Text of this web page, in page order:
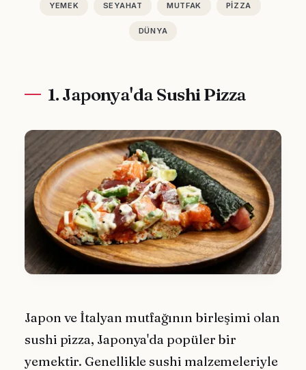
YEMEK SEYAHAT MUTFAK PIZZA
DÜNYA
1. Japonya'da Sushi Pizza
Japon ve İtalyan mutfağının birleşimi olan
sushi pizza, Japonya'da popüler bir
yemektir. Genellikle sushi malzemeleriyle